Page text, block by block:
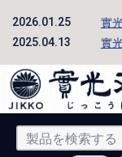
2026.01.25 實
2025.04.13 實